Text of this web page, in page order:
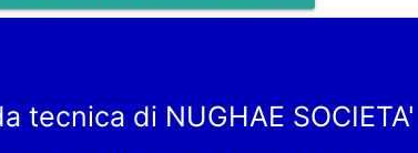
tecnica di NUGHAE